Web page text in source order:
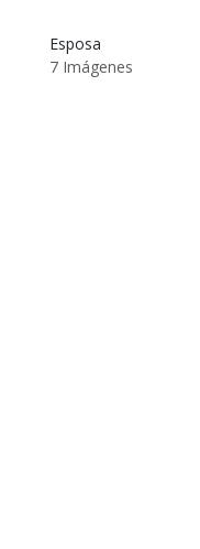
Esposa
7 Imágenes